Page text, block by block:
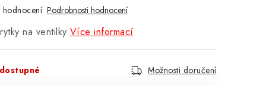
hodnocení Podrobnosti hodnocení
na ventilky Více informací
Možnosti doručení